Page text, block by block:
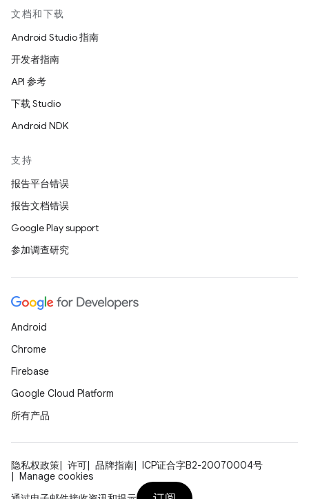
文档和下载
Android Studio 指南
开发者指南
API 参考
下载 Studio
Android NDK
支持
报告平台错误
报告文档错误
Google Play support
参加调查研究
Android
Chrome
Firebase
Google Cloud Platform
所有产品
隐私权政策 许可 品牌指南
ICP证合字B2-20070004号
Manage cookies